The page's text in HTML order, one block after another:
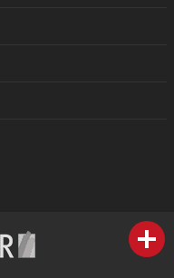
IHR FACHBERATER